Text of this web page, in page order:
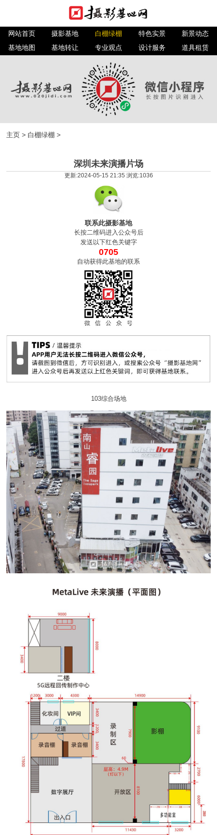
网站首页 摄影基地 白棚绿棚 特色实景
新景动态
基地地图
基地转让 专业观点 设计服务 道具租赁
主页 > 白棚绿棚 >
深圳未来演播片场
更新:2024-05-15 21:35 浏览:1036
联系此摄影基地
长按二维码进入公众号后
发送以下红色关键字
0705
自动获得此基地的联系
103综合场地